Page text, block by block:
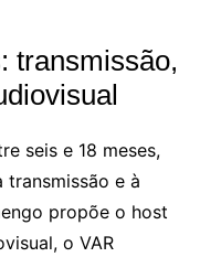
transmissão,
seis e 18 meses,
e à
propõe o host
o VAR